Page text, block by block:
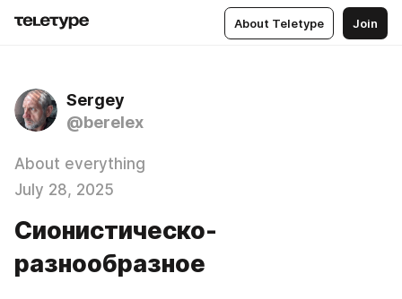
About Teletype Join
Sergey
@berelex
About everything
July 28, 2025
Сионистическо-
разнообразное